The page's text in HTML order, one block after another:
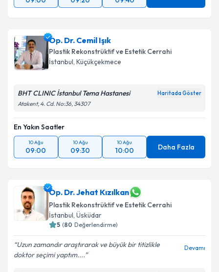
Op. Dr. Cemil Işık
Plastik Rekonstrüktif ve Estetik Cerrahi
İstanbul, Küçükçekmece
BHT CLINIC İstanbul Tema Hastanesi Haritada Göster
Atakent, 4. Cd. No:36, 34307
En Yakın Saatler
10 Ağu
09:00
10 Ağu
09:30
10 Ağu
10:00 Daha Fazla
Op. Dr. Jehat Kızılkan
Plastik Rekonstrüktif ve Estetik Cerrahi
İstanbul, Üsküdar
5 (80 Değerlendirme)
Uzun zamandır araştırarak ve büyük bir titizlikle
doktor seçimi yaptım....
Devamı